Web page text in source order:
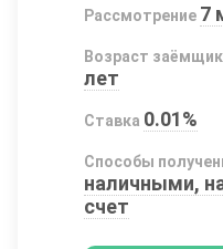
Рассмотрение 7
Возраст
лет
Ставка 0.01%
Способы
наличными,
счет